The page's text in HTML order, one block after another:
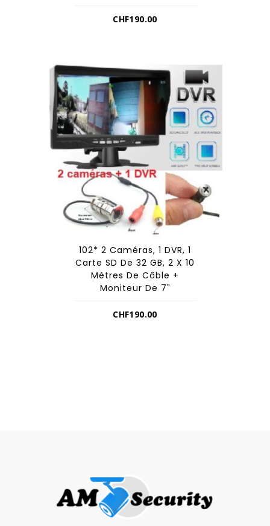
CHF190.00
102* 2 Caméras, 1 DVR, 1
Carte SD De 32 GB, 2 X 10
Mètres De Câble +
Moniteur De 7"
CHF190.00